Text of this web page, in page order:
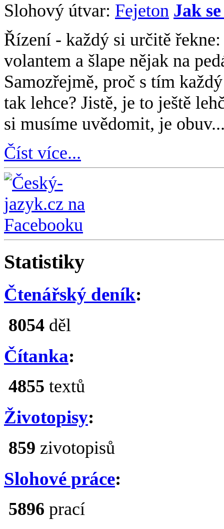
Slohový útvar: Fejeton Jak
Řízení - každý si určitě
volantem a šlape nějak na
Samozřejmě, proč s tím
tak lehce? Jistě, je to ještě
si musíme uvědomit, je
Číst více...
Statistiky
Čtenářský deník:
8054 děl
Čítanka:
4855 textů
Životopisy:
859 zivotopisů
Slohové práce:
5896 prací